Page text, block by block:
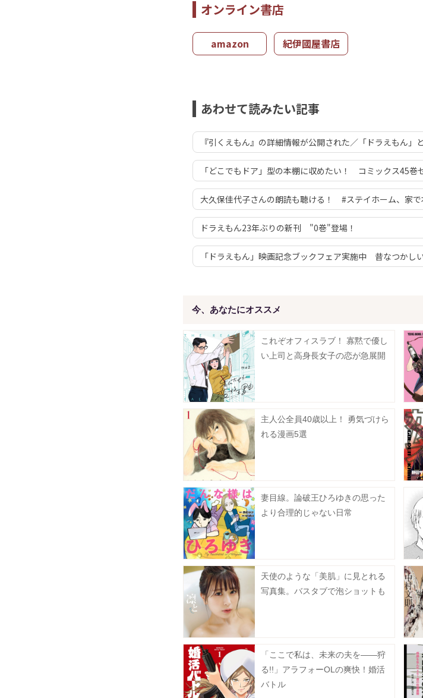
オンライン書店
amazon 紀伊國屋書店
あわせて読みたい記事
『引くえもん』の詳細情報が公開された／「ドラえもん」
「どこでもドア」型の本棚に収めたい！ コミックス45巻
大久保佳代子さんの朗読も聴ける！ #ステイホーム、家
ドラえもん23年ぶりの新刊 "0巻"登場！
「ドラえもん」映画記念ブックフェア実施中 昔なつかし
今、あなたにオススメ
これぞオフィスラブ！ 寡黙で優し
い上司と高身長女子の恋が急展開
主人公全員40歳以上！ 勇気づけら
れる漫画5選
妻目線。論破王ひろゆきの思った
より合理的じゃない日常
天使のような「美肌」に見とれる
写真集。バスタブで泡ショットも
「ここで私は、未来の夫を――狩
る!!」アラフォーOLの爽快！婚活
バトル